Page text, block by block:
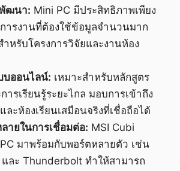
ฒนา: Mini PC มีประสิทธิภาพเพียง
ารงานที่ต้องใช้ข้อมูลจำนวนมาก
ำหรับโครงการวิจัยและงานห้อง
บออนไลน์: เหมาะสำหรับหลักสูตร
ารเรียนรู้ระยะไกล มอบการเข้าถึง
ละห้องเรียนเสมือนจริงที่เชื่อถือได้
ายในการเชื่อมต่อ: MSI Cubi
มาพร้อมกับพอร์ตหลายตัว เช่น
และ Thunderbolt ทำให้สามารถ